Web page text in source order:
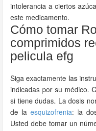
intolerancia a ciertos
este medicamento.
Cómo tomar
comprimidos
pelicula efg
Siga exactamente las
indicadas por su médico.
si tiene dudas. La dosis
de la esquizofrenia: la
Usted debe tomar un